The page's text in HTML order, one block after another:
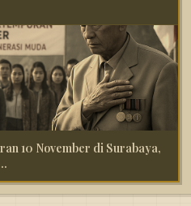
10 November di Surabaya,